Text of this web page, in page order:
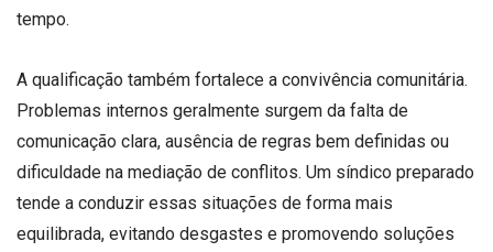
tempo.
A qualificação também fortalece a convivência comunitária.
Problemas internos geralmente surgem da falta de
comunicação clara, ausência de regras bem definidas ou
dificuldade na mediação de conflitos. Um síndico preparado
tende a conduzir essas situações de forma mais
equilibrada, evitando desgastes e promovendo soluções